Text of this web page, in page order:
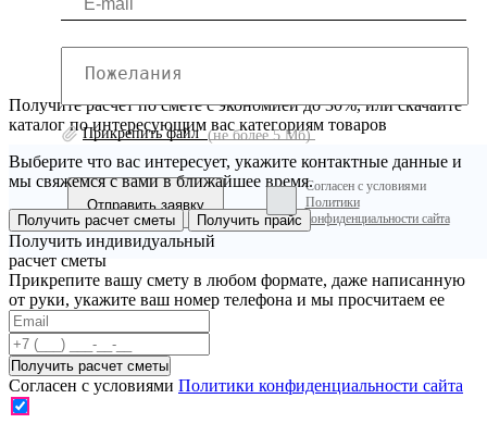
Прикрепить файл(не более 5 Мб)
Согласен с условиями
Политики
конфиденциальности сайта
Получите расчет по смете с экономией до 30%, или скачайте
каталог по интересующим вас категориям товаров
Выберите что вас интересует, укажите контактные данные и
мы свяжемся с вами в ближайшее время.
Получить расчет сметы Получить прайс
Получить индивидуальный
расчет сметы
Прикрепите вашу смету в любом формате, даже написанную
от руки, укажите ваш номер телефона и мы просчитаем ее
Согласен с условиями Политики конфиденциальности сайта